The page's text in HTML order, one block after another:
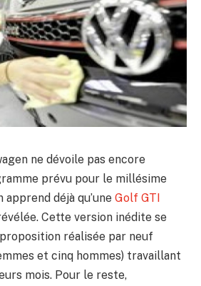
ne dévoile pas encore
prévu pour le millésime
déjà qu’une Golf GTI
Cette version inédite se
réalisée par neuf
et cinq hommes) travaillant
mois. Pour le reste,